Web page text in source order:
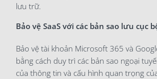
lưu trữ.
Bảo vệ SaaS với các bản sao lưu cục
Bảo vệ tài khoản Microsoft 365 và
bằng cách duy trì các bản sao ngoại
của thông tin và cấu hình quan trọng